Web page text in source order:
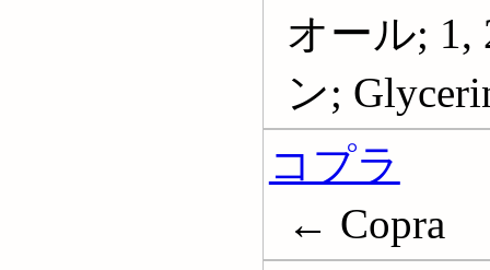
オール; 1,
ン;
コプラ
← Copra